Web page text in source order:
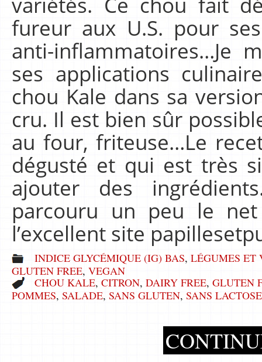
fureur aux U.S. pour
anti-inflammatoires…Je
ses applications
chou Kale dans sa
cru. Il est bien sûr
au four, friteuse…Le
dégusté et qui est très
ajouter des
parcouru un peu le
l’excellent site
INDICE GLYCÉMIQUE (IG) BAS, LÉGUMES ET
GLUTEN FREE, VEGAN
CHOU KALE, CITRON, DAIRY FREE, GLUTEN
POMMES, SALADE, SANS GLUTEN, SANS LACTOSE